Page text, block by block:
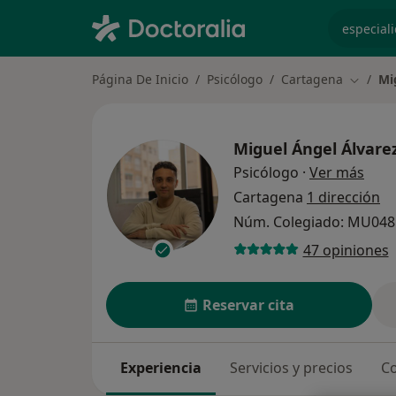
Página De Inicio Psicólogo Cartagena
Miguel Ángel
Psicólogo · Ver más
Cartagena 1 dirección
Núm. Colegiado:
47 opiniones
Reservar cita
Experiencia Servicios y precios